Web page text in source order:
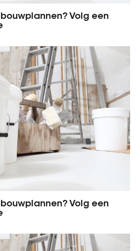
Volg een
Volg een